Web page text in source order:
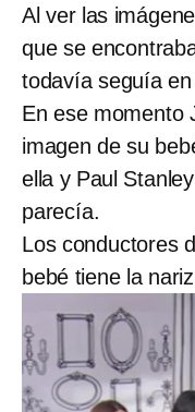
Al ver las
que se
todavía seguía en
En ese momento
imagen de su
ella y Paul
parecía.
Los conductores
bebé tiene la